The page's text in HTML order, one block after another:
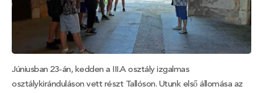
Júniusban 23-án, kedden a III.A osztály izgalmas
osztálykiránduláson vett részt Tallóson. Utunk első állomása az